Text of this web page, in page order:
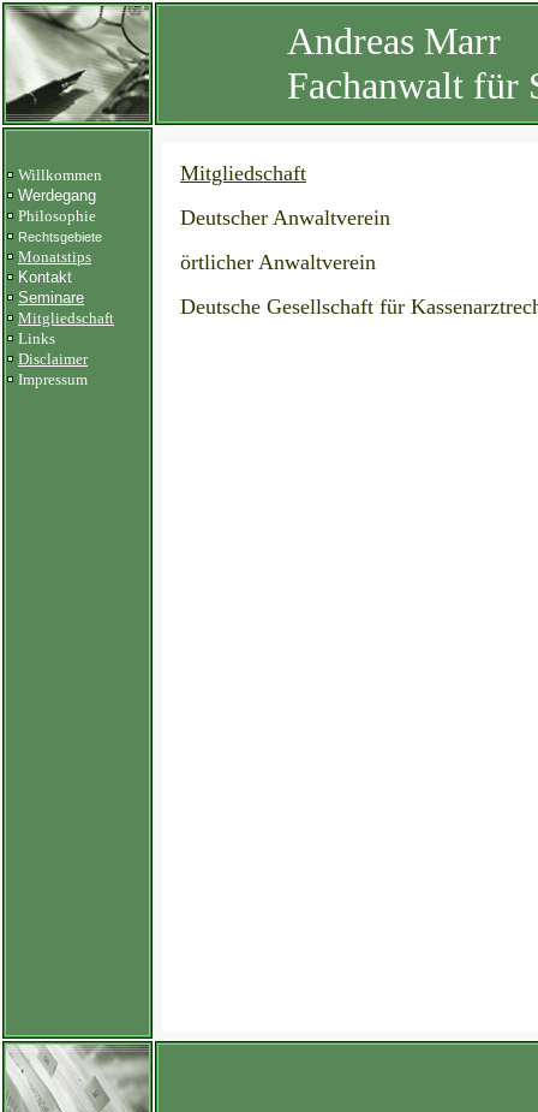
Andreas Marr
Fachanwalt für
Willkommen
Werdegang
Philosophie
Rechtsgebiete
Monatstips
Kontakt
Seminare
Mitgliedschaft
Links
Disclaimer
Impressum
Mitgliedschaft
Deutscher Anwaltverein
örtlicher Anwaltverein
Deutsche Gesellschaft für